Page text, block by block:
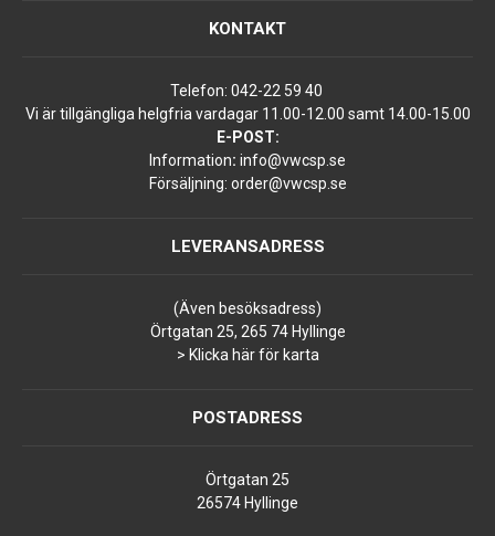
KONTAKT
Telefon: 042-22 59 40
Vi är tillgängliga helgfria vardagar 11.00-12.00 samt 14.00-15.00
E-POST:
Information: info@vwcsp.se
Försäljning: order@vwcsp.se
LEVERANSADRESS
(Även besöksadress)
Örtgatan 25, 265 74 Hyllinge
> Klicka här för karta
POSTADRESS
Örtgatan 25
26574 Hyllinge